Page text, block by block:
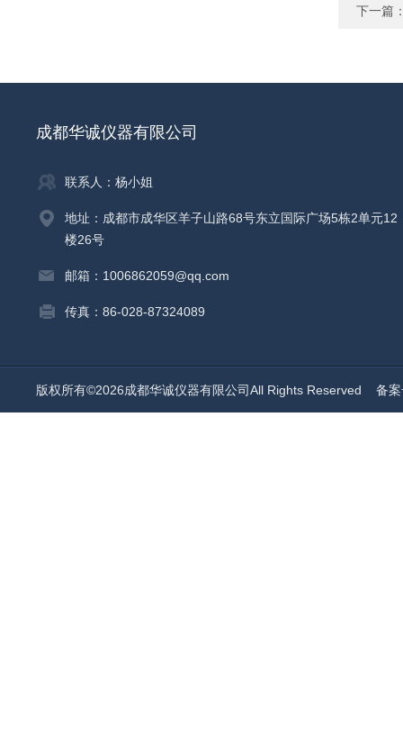
下一篇
成都华诚仪器有限公司
联系人：杨小姐
地址：成都市成华区羊子山路68号东立国际广场5栋2单元12
楼26号
邮箱：1006862059@qq.com
传真：86-028-87324089
版权所有©2026成都华诚仪器有限公司All Rights Reserved 备